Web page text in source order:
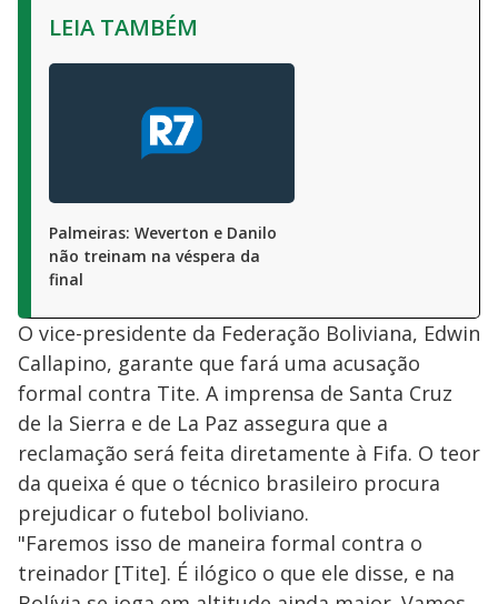
LEIA TAMBÉM
Palmeiras: Weverton e Danilo
não treinam na véspera da
final
O vice-presidente da Federação Boliviana, Edwin
Callapino, garante que fará uma acusação
formal contra Tite. A imprensa de Santa Cruz
de la Sierra e de La Paz assegura que a
reclamação será feita diretamente à Fifa. O teor
da queixa é que o técnico brasileiro procura
prejudicar o futebol boliviano.
"Faremos isso de maneira formal contra o
treinador [Tite]. É ilógico o que ele disse, e na